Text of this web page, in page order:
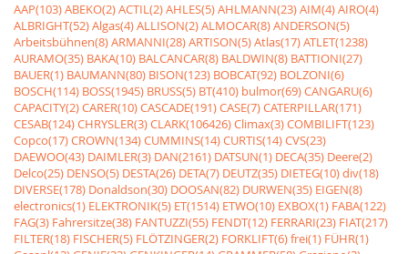
AAP(103)ABEKO(2)ACTIL(2)AHLES(5)AHLMANN(23)AIM(4)AIRO(4)
ALBRIGHT(52)Algas(4)ALLISON(2)ALMOCAR(8)ANDERSON(5)
Arbeitsbühnen(8)ARMANNI(28)ARTISON(5)Atlas(17)ATLET(1238)
AURAMO(35) BAKA(10) BALCANCAR(8) BALDWIN(8) BATTIONI(27)
BAUER(1) BAUMANN(80) BISON(123) BOBCAT(92) BOLZONI(6)
BOSCH(114) BOSS(1945) BRUSS(5) BT(410) bulmor(69)CANGARU(6)
CAPACITY(2)CARER(10)CASCADE(191)CASE(7)CATERPILLAR(171)
CESAB(124)CHRYSLER(3)CLARK(106426)Climax(3)COMBILIFT(123)
Copco(17)CROWN(134)CUMMINS(14)CURTIS(14)CVS(23)
DAEWOO(43) DAIMLER(3) DAN(2161) DATSUN(1) DECA(35) Deere(2)
Delco(25) DENSO(5) DESTA(26) DETA(7) DEUTZ(35) DIETEG(10)div(18)
DIVERSE(178) Donaldson(30) DOOSAN(82) DURWEN(35) EIGEN(8)
electronics(1) ELEKTRONIK(5) ET(1514) ETWO(10) EXBOX(1) FABA(122)
FAG(3) Fahrersitze(38) FANTUZZI(55) FENDT(12) FERRARI(23) FIAT(217)
FILTER(18) FISCHER(5) FLÖTZINGER(2) FORKLIFT(6)frei(1) FÜHR(1)